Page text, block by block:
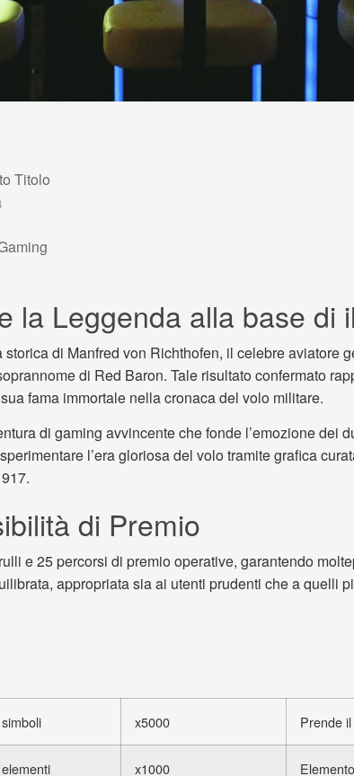
Titolo
la Leggenda alla base di
di Manfred von Richthofen, il celebre aviatore
di Red Baron. Tale risultato confermato
fama immortale nella cronaca del volo militare.
di gaming avvincente che fonde l’emozione dei
l’era gloriosa del volo tramite grafica
di Premio
e 25 percorsi di premio operative, garantendo
appropriata sia ai utenti prudenti che a quelli
x5000 Prende
x1000